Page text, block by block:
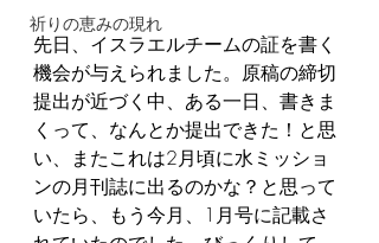
祈りの恵みの現れ
先日、イスラエルチームの証を書く
機会が与えられました。原稿の締切
提出が近づく中、ある一日、書きま
くって、なんとか提出できた！と思
い、またこれは2月頃に水ミッショ
ンの月刊誌に出るのかな？と思って
いたら、もう今月、1月号に記載さ